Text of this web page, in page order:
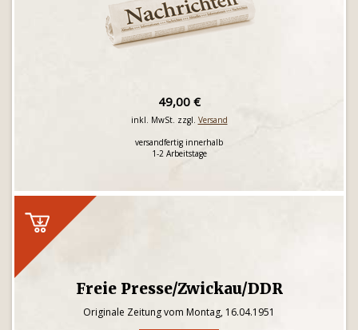
49,00 €
inkl. MwSt. zzgl. Versand
versandfertig innerhalb
1-2 Arbeitstage
Freie Presse/Zwickau/DDR
Originale Zeitung vom Montag, 16.04.1951